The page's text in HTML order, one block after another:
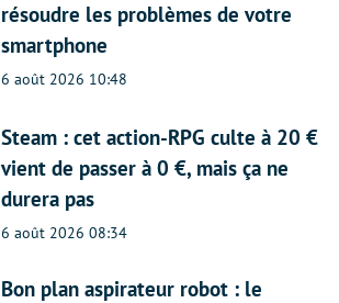
résoudre les problèmes de votre
smartphone
6 août 2026 10:48
Steam : cet action-RPG culte à 20 €
vient de passer à 0 €, mais ça ne
durera pas
6 août 2026 08:34
Bon plan aspirateur robot : le